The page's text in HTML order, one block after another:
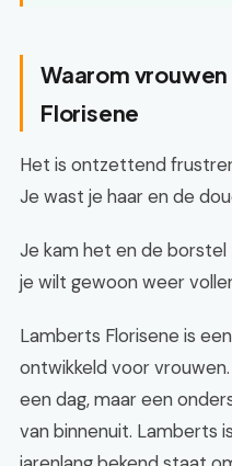
Waarom
Florisene
Het is ontzettend
Je wast je haar en de
Je kam het en de
je wilt gewoon weer
Lamberts Florisene is
ontwikkeld voor
een dag, maar een
van binnenuit. Lamberts